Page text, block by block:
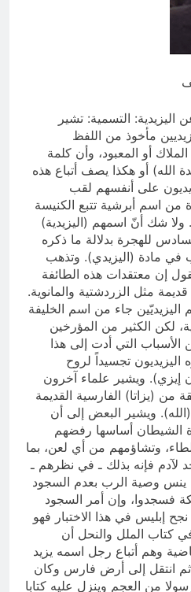
(جر الشيعة..لحرب مع سوريا
السعودية) و(استهداف
حالة البنية الأسلامية
التسمية: تشير
مأخوذ من اللفظ
أو المعبود، وأن كلمة
الله) أو هكذا يصف أتباع هذه
على أنفسهم لقب
اسم أبرشية تتبع الكنيسة
ولا شك أنّ اسمهم (اليزيدية)
للهجرة بدلالة ما ذكره
في مادة (اليزيدي). وتذهب
إن معتقدات هذه الطائفة
مثل الزردشتية والمانوية.
جاء من اسم الخليفة
لكن الكثير من المؤرخين
التي أدت إلى هذا
اليزيديون تجسيداً لروح
ويشير علماء آخرون
من (يزاتا) الفارسية القديمة
ويشير البعض إلى أن
الشيطان أساسها رفضهم
وتشاؤمهم من أي لعن، بما
لآدم فإنه بذلك ـ في نظرهم ـ
ينس وصية الرب بعدم السجود
فسجدوا، وإن أمر السجود
إبليس في هذا الاختبار فهو
كتاب الملل والنحل أن
وهم أتباع رجل اسمه يزيد
ثم انتقل إلى أرض فارس وكان
من العجم وينزل عليه كتابا